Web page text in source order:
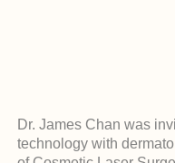
Dr. James Chan was
technology with